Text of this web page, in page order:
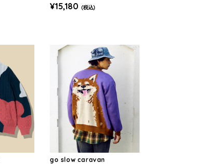
¥15,180 (税込)
go slow caravan